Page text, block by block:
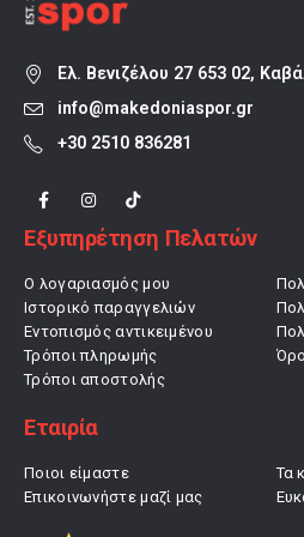
Ελ. Βενιζέλου 27 653 02,
info@makedoniaspor.gr
+30 2510 836281
Εξυπηρέτηση Πελατών
Ο λογαριασμός μου
Ιστορικό παραγγελιών
Εντοπισμός αντικειμένου
Τρόποι πληρωμής
Τρόποι αποστολής
Εταιρία
Ποιοι είμαστε
Επικοινωνήστε μαζί μας
Τα